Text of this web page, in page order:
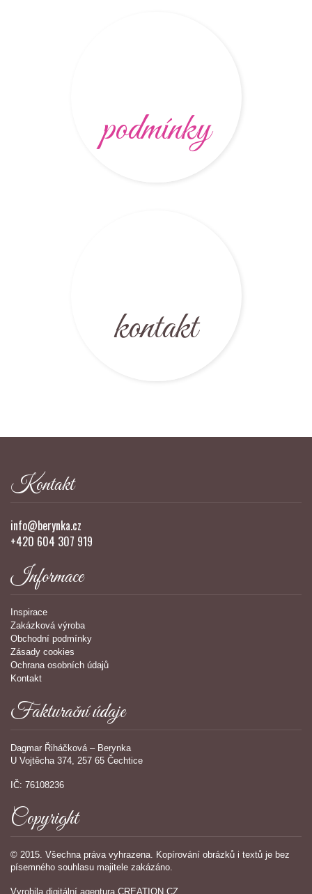
podmínky
kontakt
Kontakt
info@berynka.cz
+420 604 307 919
Informace
Inspirace
Zakázková výroba
Obchodní podmínky
Zásady cookies
Ochrana osobních údajů
Kontakt
Fakturační údaje
Dagmar Řiháčková – Berynka
U Vojtěcha 374, 257 65 Čechtice
IČ: 76108236
Copyright
© 2015. Všechna práva vyhrazena. Kopírování obrázků i textů je bez
písemného souhlasu majitele zakázáno.
Vyrobila digitální agentura CREATION.CZ